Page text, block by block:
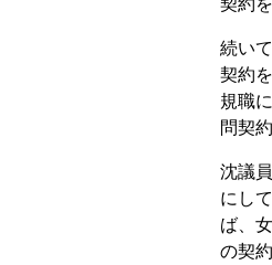
続い
契約
規職
問契
沈議
にし
ば、
の契